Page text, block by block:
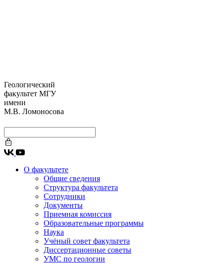
Геологический
факультет МГУ
имени
М.В. Ломоносова
О факультете
Общие сведения
Структура факультета
Сотрудники
Документы
Приемная комиссия
Образовательные программы
Наука
Учёный совет факультета
Диссертационные советы
УМС по геологии